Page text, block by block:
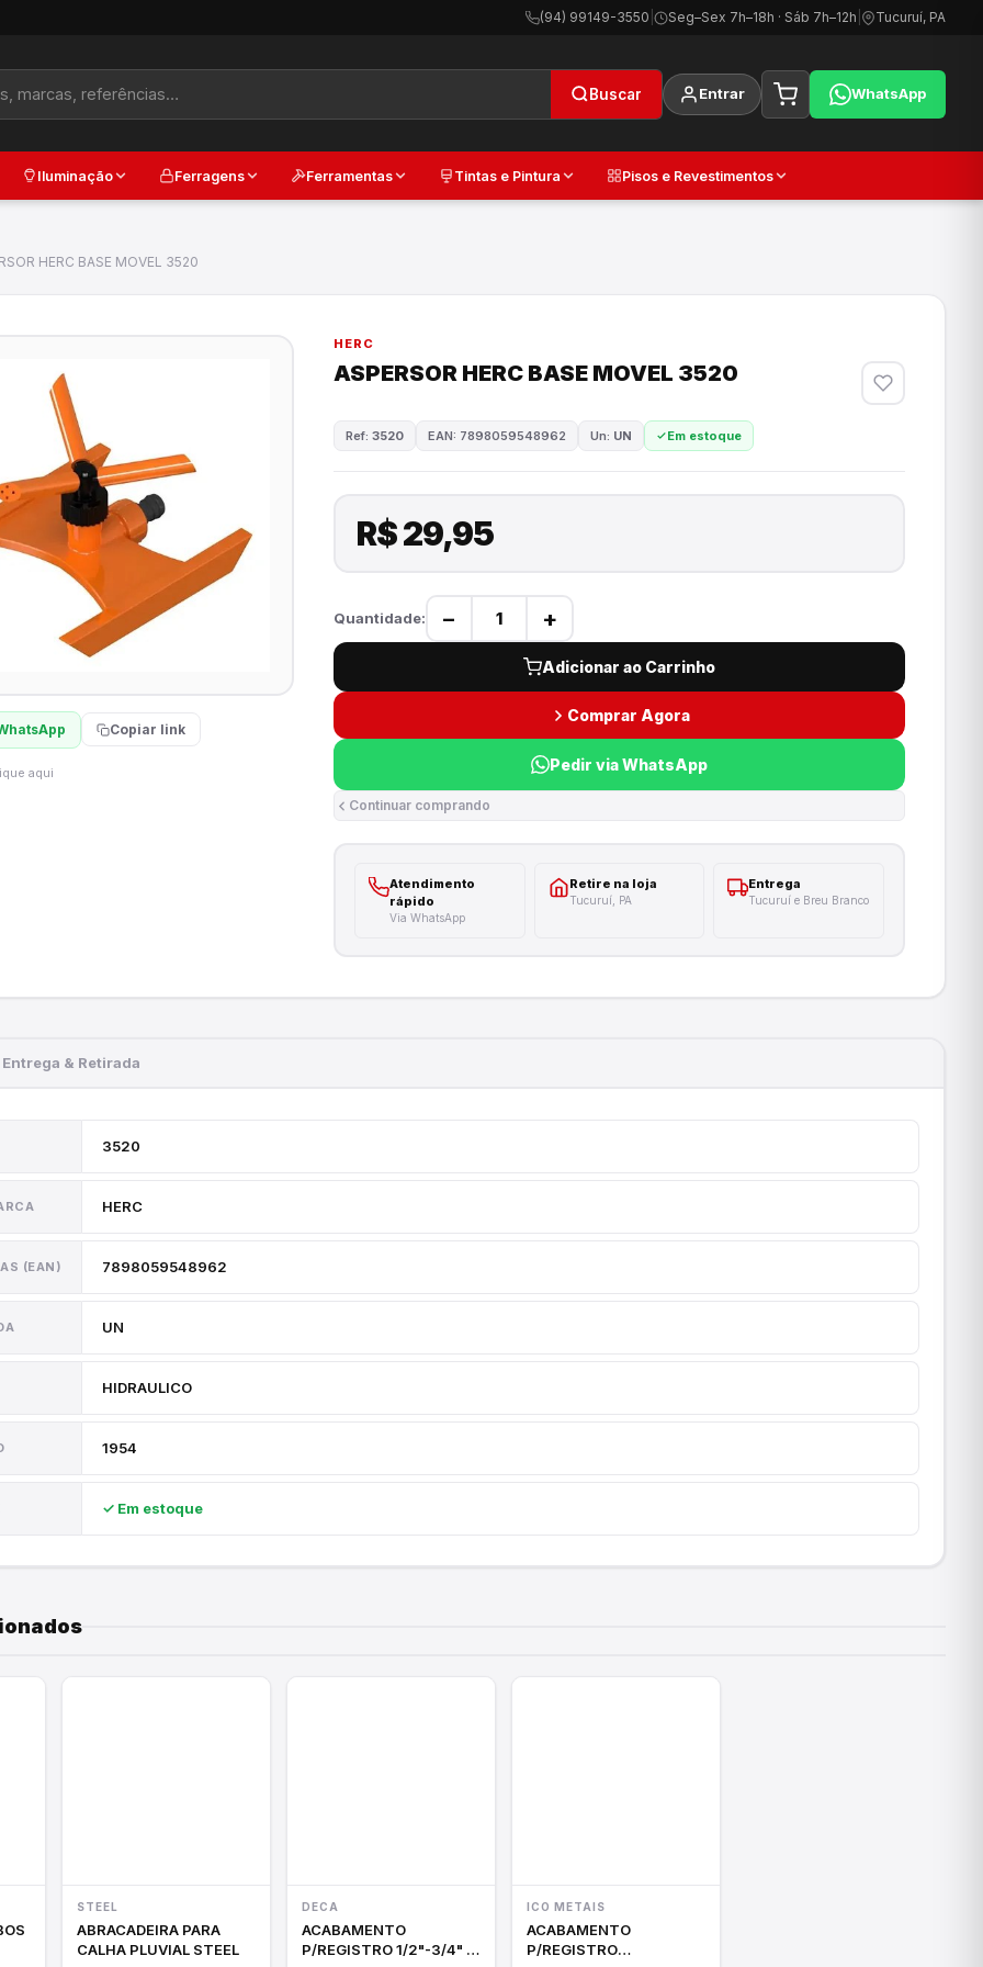
(94) 99149-3550 | Seg–Sex 7h–18h · Sáb 7h–12h Tucuruí, PA
Buscar Entrar WhatsApp
Iluminação Ferragens Ferramentas Tintas e Pintura Pisos e Revestimentos
HERC BASE MOVEL 3520
Copiar link
aqui
HERC
ASPERSOR HERC BASE MOVEL 3520
Ref: 3520 EAN: 7898059548962 Un: UN Em estoque
R$ 29,95
Quantidade: − +
Adicionar ao Carrinho
Comprar Agora
Pedir via WhatsApp
Continuar comprando
Atendimento
rápido
Via WhatsApp
Retire na loja
Tucuruí, PA
Entrega
Tucuruí e Breu Branco
Entrega & Retirada
3520
HERC
(EAN) 7898059548962
UN
HIDRAULICO
1954
✓ Em estoque
STEEL
ABRACADEIRA PARA
CALHA PLUVIAL STEEL
DECA
ACABAMENTO
P/REGISTRO 1/2"-3/4" E
ICO METAIS
ACABAMENTO
P/REGISTRO